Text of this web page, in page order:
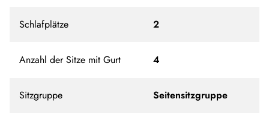
Schlafplätze 2
Anzahl der Sitze mit Gurt 4
Sitzgruppe Seitensitzgruppe